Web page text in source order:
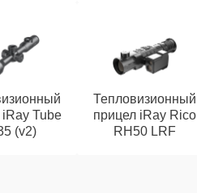
iRay Tube
(v2)
Тепловизионный
прицел iRay Rico
RH50 LRF